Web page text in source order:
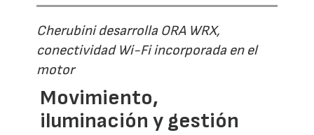
Cherubini desarrolla ORA WRX,
conectividad Wi-Fi incorporada en el
motor
Movimiento,
iluminación y gestión